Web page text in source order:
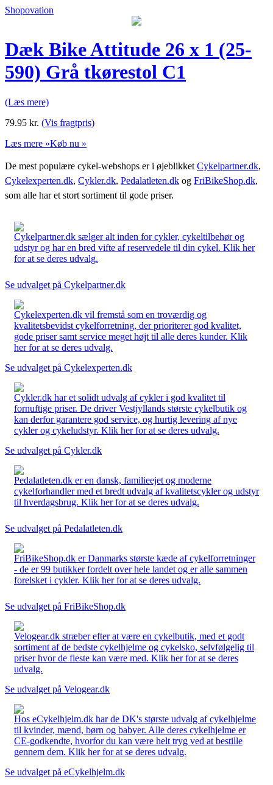
Shopovation
Dæk Bike Attitude 26 x 1 (25-
590) Grå tkørestol C1
(Læs mere)
79.95 kr. (Vis fragtpris)
Læs mere »Køb nu »
De mest populære cykel-webshops er i øjeblikket Cykelpartner.dk,
Cykelexperten.dk, Cykler.dk, Pedalatleten.dk og FriBikeShop.dk,
som alle har et stort sortiment til gode priser.
Cykelpartner.dk sælger alt inden for cykler, cykeltilbehør og
udstyr og har en bred vifte af reservedele til din cykel. Klik her
for at se deres udvalg.
Se udvalget på Cykelpartner.dk
Cykelexperten.dk vil fremstå som en troværdig og
kvalitetsbevidst cykelforretning, der prioriterer god kvalitet,
gode priser samt service meget højt til alle deres kunder. Klik
her for at se deres udvalg.
Se udvalget på Cykelexperten.dk
Cykler.dk har et solidt udvalg af cykler i god kvalitet til
fornuftige priser. De driver Vestjyllands største cykelbutik og
kan derfor garantere god service, og hurtig levering af nye
cykler og cykeludstyr. Klik her for at se deres udvalg.
Se udvalget på Cykler.dk
Pedalatleten.dk er en dansk, familieejet og moderne
cykelforhandler med et bredt udvalg af kvalitetscykler og udstyr
til hverdagsbrug. Klik her for at se deres udvalg.
Se udvalget på Pedalatleten.dk
FriBikeShop.dk er Danmarks største kæde af cykelforretninger
- de er 99 butikker fordelt over hele landet og er alle sammen
forelsket i cykler. Klik her for at se deres udvalg.
Se udvalget på FriBikeShop.dk
Velogear.dk stræber efter at være en cykelbutik, med et godt
sortiment af de bedste cykelhjelme og cykelsko, selvfølgelig til
priser hvor de fleste kan være med. Klik her for at se deres
udvalg.
Se udvalget på Velogear.dk
Hos eCykelhjelm.dk har de DK's største udvalg af cykelhjelme
til kvinder, mænd, børn og babyer. Alle deres cykelhjelme er
CE-godkendte, hvorfor du kan være helt tryg ved at bestille
gennem dem. Klik her for at se deres udvalg.
Se udvalget på eCykelhjelm.dk